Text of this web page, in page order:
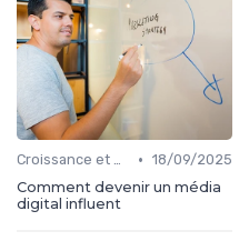
Croissance et développement • 18/09/2025
Comment devenir un média
digital influent